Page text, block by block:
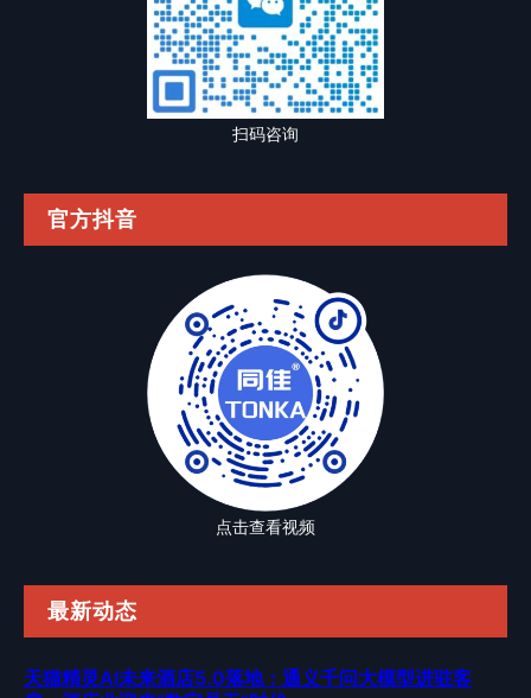
扫码咨询
官方抖音
点击查看视频
最新动态
天猫精灵AI未来酒店5.0落地：通义千问大模型进驻客